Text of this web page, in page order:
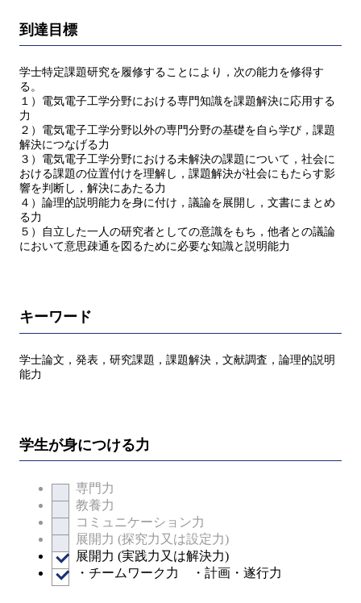
到達目標
学士特定課題研究を履修することにより，次の能力を修得す
る。
１）電気電子工学分野における専門知識を課題解決に応用する
力
２）電気電子工学分野以外の専門分野の基礎を自ら学び，課題
解決につなげる力
３）電気電子工学分野における未解決の課題について，社会に
おける課題の位置付けを理解し，課題解決が社会にもたらす影
響を判断し，解決にあたる力
４）論理的説明能力を身に付け，議論を展開し，文書にまとめ
る力
５）自立した一人の研究者としての意識をもち，他者との議論
において意思疎通を図るために必要な知識と説明能力
キーワード
学士論文，発表，研究課題，課題解決，文献調査，論理的説明
能力
学生が身につける力
専門力
教養力
コミュニケーション力
展開力 (探究力又は設定力)
展開力 (実践力又は解決力)
・チームワーク力 ・計画・遂行力